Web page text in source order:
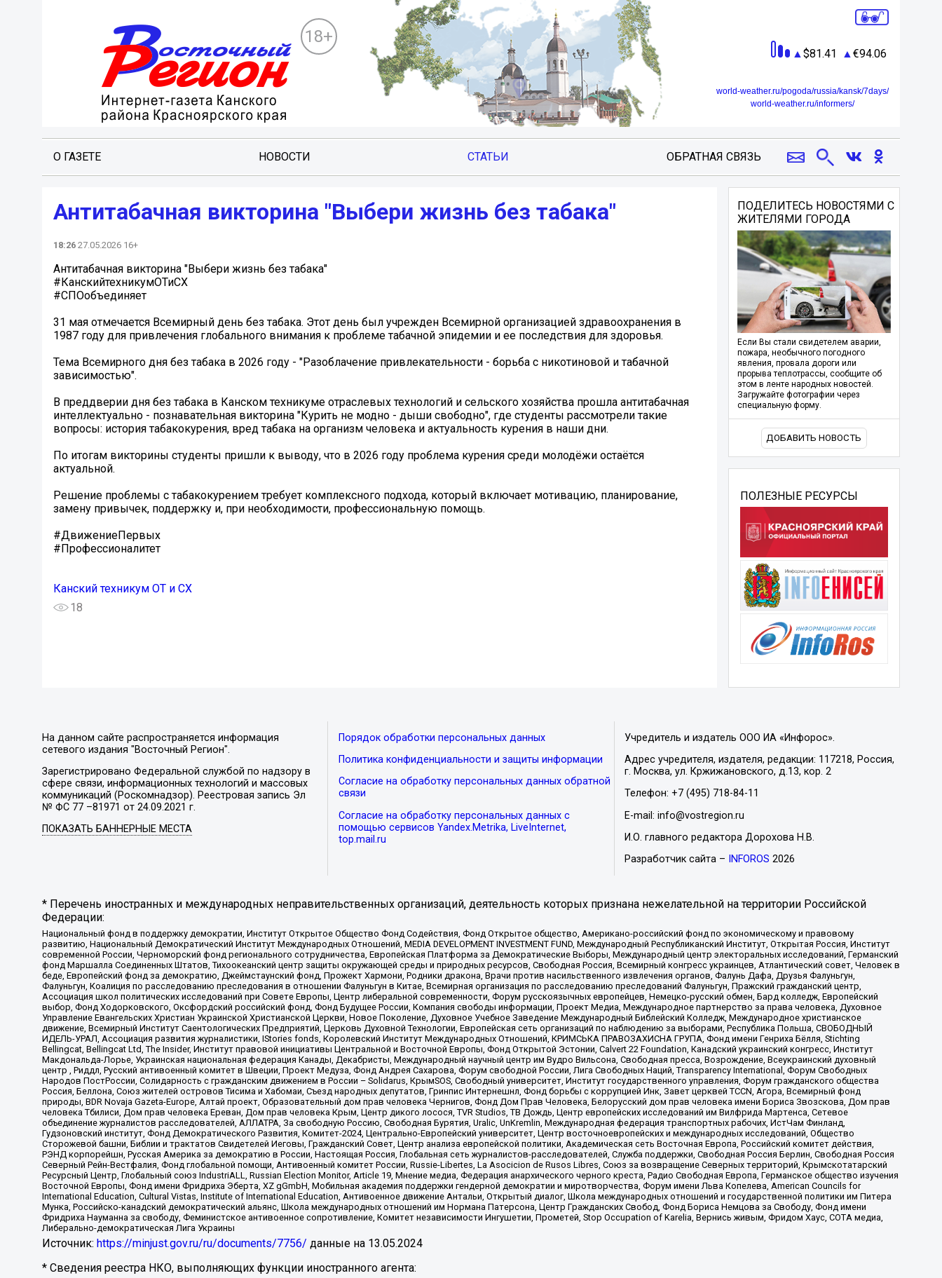
18+
81.41 94.06
world-weather.ru/pogoda/russia/kansk/7days/
world-weather.ru/informers/
О ГАЗЕТЕ НОВОСТИ СТАТЬИ ОБРАТНАЯ СВЯЗЬ
Антитабачная викторина "Выбери жизнь без табака"
18:26 27.05.2026 16+
Антитабачная викторина "Выбери жизнь без табака"
#КанскийтехникумОТиСХ
#СПОобъединяет
31 мая отмечается Всемирный день без табака. Этот день был учрежден Всемирной организацией здравоохранения в
1987 году для привлечения глобального внимания к проблеме табачной эпидемии и ее последствия для здоровья.
Тема Всемирного дня без табака в 2026 году - "Разоблачение привлекательности - борьба с никотиновой и табачной
зависимостью".
В преддверии дня без табака в Канском техникуме отраслевых технологий и сельского хозяйства прошла антитабачная
интеллектуально - познавательная викторина "Курить не модно - дыши свободно", где студенты рассмотрели такие
вопросы: история табакокурения, вред табака на организм человека и актуальность курения в наши дни.
По итогам викторины студенты пришли к выводу, что в 2026 году проблема курения среди молодёжи остаётся
актуальной.
Решение проблемы с табакокурением требует комплексного подхода, который включает мотивацию, планирование,
замену привычек, поддержку и, при необходимости, профессиональную помощь.
#ДвижениеПервых
#Профессионалитет
Канский техникум ОТ и СХ
18
ПОДЕЛИТЕСЬ НОВОСТЯМИ С
ЖИТЕЛЯМИ ГОРОДА
Если Вы стали свидетелем аварии,
пожара, необычного погодного
явления, провала дороги или
прорыва теплотрассы, сообщите об
этом в ленте народных новостей.
Загружайте фотографии через
специальную форму.
ДОБАВИТЬ НОВОСТЬ
ПОЛЕЗНЫЕ РЕСУРСЫ
На данном сайте распространяется информация
сетевого издания "Восточный Регион".
Зарегистрировано Федеральной службой по надзору в
сфере связи, информационных технологий и массовых
коммуникаций (Роскомнадзор). Реестровая запись Эл
№ ФС 77 –81971 от 24.09.2021 г.
ПОКАЗАТЬ БАННЕРНЫЕ МЕСТА
Порядок обработки персональных данных
Политика конфиденциальности и защиты информации
Согласие на обработку персональных данных обратной
связи
Согласие на обработку персональных данных с
помощью сервисов Yandex.Metrika, LiveInternet,
top.mail.ru
Учредитель и издатель ООО ИА «Инфорос».
Адрес учредителя, издателя, редакции: 117218, Россия,
г. Москва, ул. Кржижановского, д.13, кор. 2
Телефон: +7 (495) 718-84-11
E-mail: info@vostregion.ru
И.О. главного редактора Дорохова Н.В.
Разработчик сайта – INFOROS 2026
* Перечень иностранных и международных неправительственных организаций, деятельность которых признана нежелательной на территории Российской
Федерации:
Национальный фонд в поддержку демократии, Институт Открытое Общество Фонд Содействия, Фонд Открытое общество, Американо-российский фонд по экономическому и правовому
развитию, Национальный Демократический Институт Международных Отношений, MEDIA DEVELOPMENT INVESTMENT FUND, Международный Республиканский Институт, Открытая Россия, Институт
современной России, Черноморский фонд регионального сотрудничества, Европейская Платформа за Демократические Выборы, Международный центр электоральных исследований, Германский
фонд Маршалла Соединенных Штатов, Тихоокеанский центр защиты окружающей среды и природных ресурсов, Свободная Россия, Всемирный конгресс украинцев, Атлантический совет, Человек в
беде, Европейский фонд за демократию, Джеймстаунский фонд, Прожект Хармони, Родники дракона, Врачи против насильственного извлечения органов, Фалунь Дафа, Друзья Фалуньгун,
Фалуньгун, Коалиция по расследованию преследования в отношении Фалуньгун в Китае, Всемирная организация по расследованию преследований Фалуньгун, Пражский гражданский центр,
Ассоциация школ политических исследований при Совете Европы, Центр либеральной современности, Форум русскоязычных европейцев, Немецко-русский обмен, Бард колледж, Европейский
выбор, Фонд Ходорковского, Оксфордский российский фонд, Фонд Будущее России, Компания свободы информации, Проект Медиа, Международное партнерство за права человека, Духовное
Управление Евангельских Христиан Украинской Христианской Церкви, Новое Поколение, Духовное Учебное Заведение Международный Библейский Колледж, Международное христианское
движение, Всемирный Институт Саентологических Предприятий, Церковь Духовной Технологии, Европейская сеть организаций по наблюдению за выборами, Республика Польша, СВОБОДНЫЙ
ИДЕЛЬ-УРАЛ, Ассоциация развития журналистики, IStories fonds, Королевский Институт Международных Отношений, КРИМСЬКА ПРАВОЗАХИСНА ГРУПА, Фонд имени Генриха Бёлля, Stichting
Bellingcat, Bellingcat Ltd, The Insider, Институт правовой инициативы Центральной и Восточной Европы, Фонд Открытой Эстонии, Calvert 22 Foundation, Канадский украинский конгресс, Институт
Макдональда-Лорье, Украинская национальная федерация Канады, Декабристы, Международный научный центр им Вудро Вильсона, Свободная пресса, Возрождение, Всеукраинский духовный
центр , Риддл, Русский антивоенный комитет в Швеции, Проект Медуза, Фонд Андрея Сахарова, Форум свободной России, Лига Свободных Наций, Transparеncy International, Форум Свободных
Народов ПостРоссии, Солидарность с гражданским движением в России – Solidarus, КрымSOS, Свободный университет, Институт государственного управления, Форум гражданского общества
Россия, Беллона, Союз жителей островов Тисима и Хабомаи, Съезд народных депутатов, Гринпис Интернешнл, Фонд борьбы с коррупцией Инк, Завет церквей TCCN, Агора, Всемирный фонд
природы, BDR Novaja Gazeta-Europe, Алтай проект, Образовательный дом прав человека Чернигов, Фонд Дом Прав Человека, Белорусский дом прав человека имени Бориса Звозскова, Дом прав
человека Тбилиси, Дом прав человека Ереван, Дом прав человека Крым, Центр дикого лосося, TVR Studios, ТВ Дождь, Центр европейских исследований им Вилфрида Мартенса, Сетевое
объединение журналистов расследователей, АЛЛАТРА, За свободную Россию, Свободная Бурятия, Uralic, UnKremlin, Международная федерация транспортных рабочих, ИстЧам Финланд,
Гудзоновский институт, Фонд Демократического Развития, Комитет-2024, Центрально-Европейский университет, Центр восточноевропейских и международных исследований, Общество
Сторожевой башни, Библии и трактатов Свидетелей Иеговы, Гражданский Совет, Центр анализа европейской политики, Академическая сеть Восточная Европа, Российский комитет действия,
РЭНД корпорейшн, Русская Америка за демократию в России, Настоящая Россия, Глобальная сеть журналистов-расследователей, Служба поддержки, Свободная Россия Берлин, Свободная Россия
Северный Рейн-Вестфалия, Фонд глобальной помощи, Антивоенный комитет России, Russie-Libertes, La Asocicion de Rusos Libres, Союз за возвращение Северных территорий, Крымскотатарский
Ресурсный Центр, Глобальный союз IndustriALL, Russian Election Monitor, Article 19, Мнение медиа, Федерация анархического черного креста, Радио Свободная Европа, Германское общество изучения
Восточной Европы, Фонд имени Фридриха Эберта, XZ gGmbH, Мобильная академия поддержки гендерной демократии и миротворчества, Форум имени Льва Копелева, American Councils for
International Education, Cultural Vistas, Institute of International Education, Антивоенное движение Антальи, Открытый диалог, Школа международных отношений и государственной политики им Питера
Мунка, Российско-канадский демократический альянс, Школа международных отношений им Нормана Патерсона, Центр Гражданских Свобод, Фонд Бориса Немцова за Свободу, Фонд имени
Фридриха Науманна за свободу, Феминистское антивоенное сопротивление, Комитет независимости Ингушетии, Прометей, Stop Occupation of Karelia, Вернись живым, Фридом Хаус, СОТА медиа,
Либерально-демократическая Лига Украины
Источник: https://minjust.gov.ru/ru/documents/7756/ данные на 13.05.2024
* Сведения реестра НКО, выполняющих функции иностранного агента: